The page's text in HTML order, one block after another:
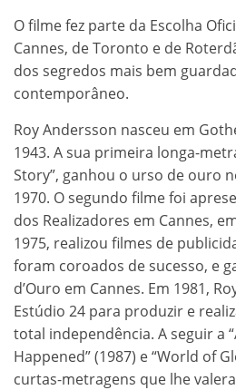
O filme fez parte da Escolha
Cannes, de Toronto e de
dos segredos mais bem
contemporâneo.
Roy Andersson nasceu em
1943. A sua primeira longa-
Story”, ganhou o urso de ouro
1970. O segundo filme foi
dos Realizadores em Cannes,
1975, realizou filmes de
foram coroados de sucesso, e
d’Ouro em Cannes. Em 1981,
Estúdio 24 para produzir e
total independência. A seguir a
Happened” (1987) e “World of
curtas-metragens que lhe